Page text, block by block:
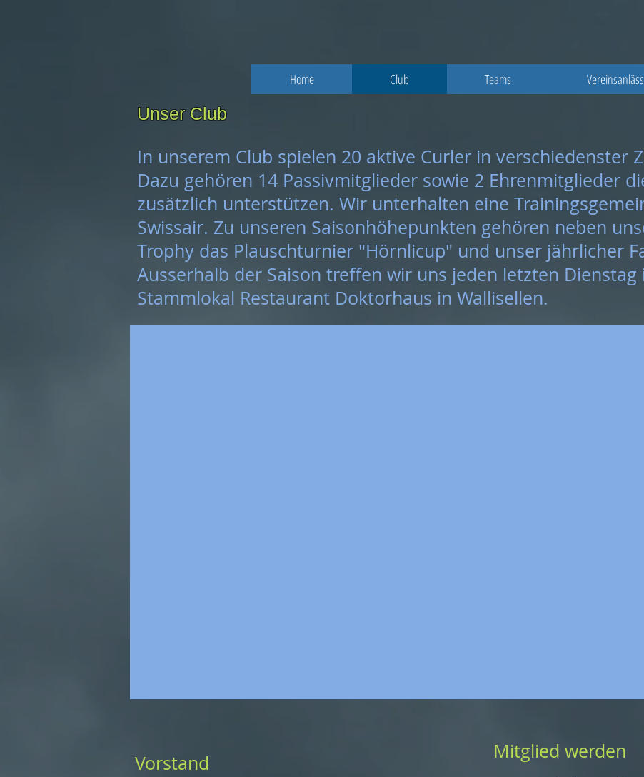
Home Club Teams
Unser Club
In unserem Club spielen 20 aktive Curler in verschiedenster
Dazu gehören 14 Passivmitglieder sowie 2 Ehrenmitglieder
zusätzlich unterstützen. Wir unterhalten eine
Swissair. Zu unseren Saisonhöhepunkten gehören neben
Trophy das Plauschturnier "Hörnlicup" und unser jährlicher
Ausserhalb der Saison treffen wir uns jeden letzten
Stammlokal Restaurant Doktorhaus in Wallisellen.
Two Curling Stone On Ice
Vorstand
Mitglied werden